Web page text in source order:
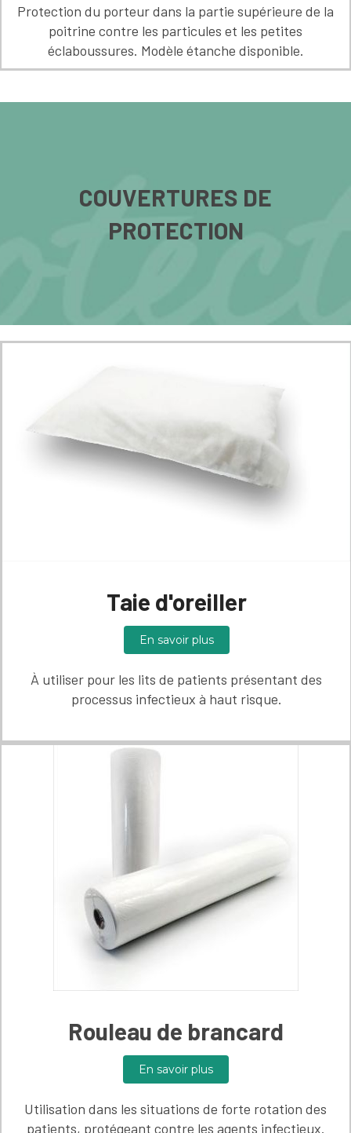
Protection du porteur dans la partie supérieure de la
poitrine contre les particules et les petites
éclaboussures. Modèle étanche disponible.
COUVERTURES DE
PROTECTION
Taie d'oreiller
En savoir plus
À utiliser pour les lits de patients présentant des
processus infectieux à haut risque.
Rouleau de brancard
En savoir plus
Utilisation dans les situations de forte rotation des
patients, protégeant contre les agents infectieux.